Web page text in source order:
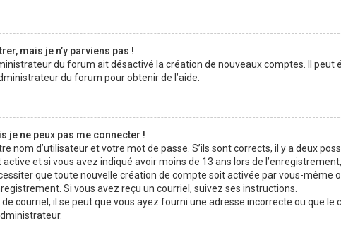
mais je n’y parviens pas !
du forum ait désactivé la création de nouveaux comptes. Il
du forum pour obtenir de l’aide.
je ne peux pas me connecter !
nom d’utilisateur et votre mot de passe. S’ils sont corrects, il y a deux
active et si vous avez indiqué avoir moins de 13 ans lors de
que toute nouvelle création de compte soit activée par vous-
Si vous avez reçu un courriel, suivez ses instructions.
de courriel, il se peut que vous ayez fourni une adresse incorrecte ou que